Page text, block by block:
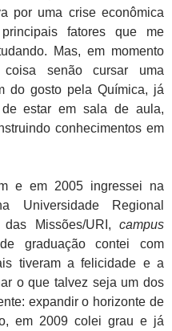
por uma crise econômica
fatores que me
Mas, em momento
senão cursar uma
do gosto pela Química, já
estar em sala de aula,
conhecimentos em
e em 2005 ingressei na
Universidade Regional
Missões/URI, campus
graduação contei com
tiveram a felicidade e a
o que talvez seja um dos
expandir o horizonte de
em 2009 colei grau e já